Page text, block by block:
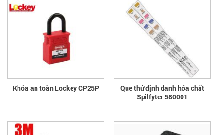
Khóa an toàn Lockey CP25P
Que thử định danh hóa chất
Spilfyter 580001